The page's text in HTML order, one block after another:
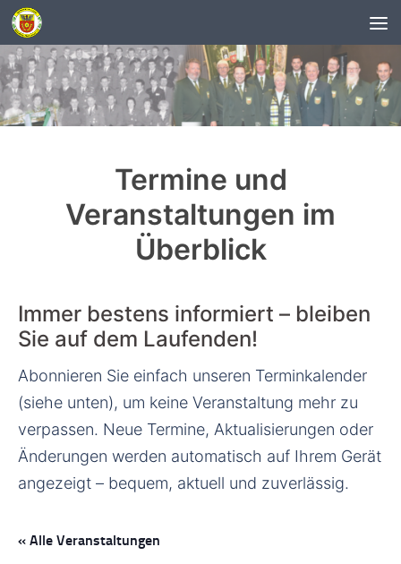
Unter dem Inhalt
Termine und
Veranstaltungen im
Überblick
Immer bestens informiert – bleiben
Sie auf dem Laufenden!
Abonnieren Sie einfach unseren Terminkalender
(siehe unten), um keine Veranstaltung mehr zu
verpassen. Neue Termine, Aktualisierungen oder
Änderungen werden automatisch auf Ihrem Gerät
angezeigt – bequem, aktuell und zuverlässig.
« Alle Veranstaltungen